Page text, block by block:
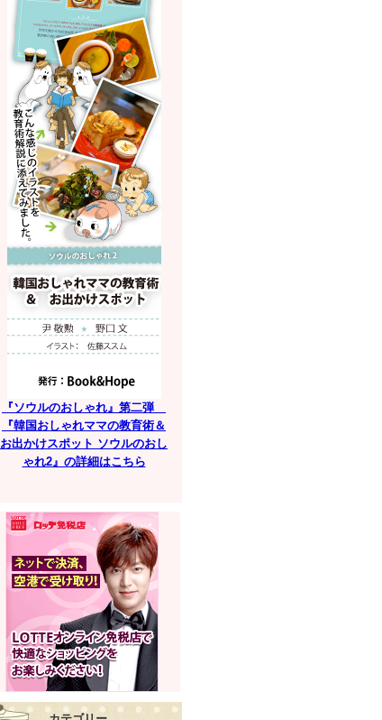
『ソウルのおしゃれ』第二弾
『韓国おしゃれママの教育術＆
お出かけスポット ソウルのおし
ゃれ2』の詳細はこちら